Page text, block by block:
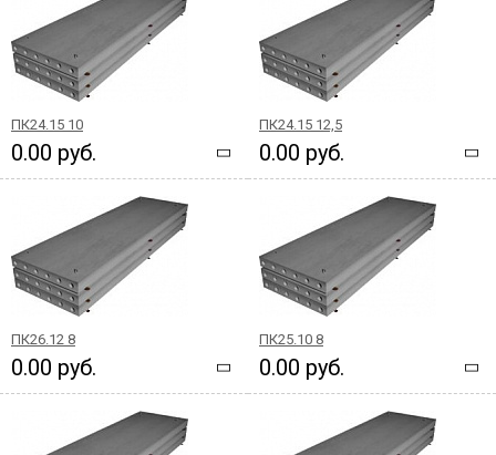
ПК24.15 10
0.00 руб.
ПК24.15 12,5
0.00 руб.
ПК26.12 8
0.00 руб.
ПК25.10 8
0.00 руб.